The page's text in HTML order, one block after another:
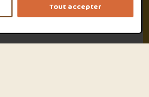
Tout accepter